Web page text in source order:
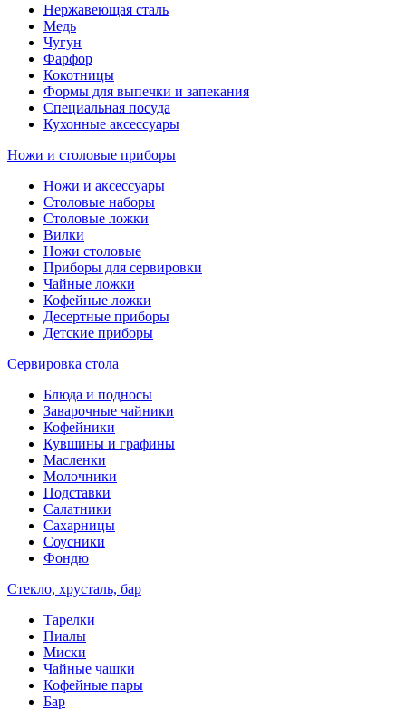
Нержавеющая сталь
Медь
Чугун
Фарфор
Кокотницы
Формы для выпечки и запекания
Специальная посуда
Кухонные аксессуары
Ножи и столовые приборы
Ножи и аксессуары
Столовые наборы
Столовые ложки
Вилки
Ножи столовые
Приборы для сервировки
Чайные ложки
Кофейные ложки
Десертные приборы
Детские приборы
Сервировка стола
Блюда и подносы
Заварочные чайники
Кофейники
Кувшины и графины
Масленки
Молочники
Подставки
Салатники
Сахарницы
Соусники
Фондю
Стекло, хрусталь, бар
Тарелки
Пиалы
Миски
Чайные чашки
Кофейные пары
Бар